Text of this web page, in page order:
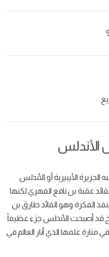
الأندلس
الأيبيرية أو الأندلس
عقبة بن نافع الفهري لكنها
الفكرة وهو القائد طارق بن
ذلك التاريخ قد أصبحت الأندلس جزء عظيماً
علمها الذي أنار العالم في